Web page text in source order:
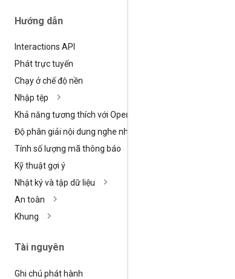
Hướng dẫn
Interactions API
Phát trực tuyến
Chạy ở chế độ nền
Nhập tệp
Khả năng tương thích với Open
Độ phân giải nội dung nghe nhìn
Tính số lượng mã thông báo
Kỹ thuật gợi ý
Nhật ký và tập dữ liệu
An toàn
Khung
Tài nguyên
Ghi chú phát hành